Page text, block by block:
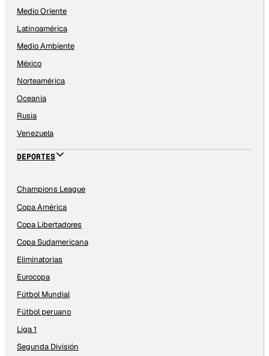
Medio Oriente
Latinoamérica
Medio Ambiente
México
Norteamérica
Oceanía
Rusia
Venezuela
DEPORTES
Champions League
Copa América
Copa Libertadores
Copa Sudamericana
Eliminatorias
Eurocopa
Fútbol Mundial
Fútbol peruano
Liga 1
Segunda División